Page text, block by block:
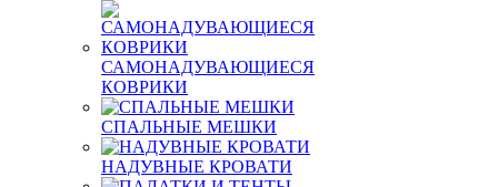
САМОНАДУВАЮЩИЕСЯ
КОВРИКИ
СПАЛЬНЫЕ МЕШКИ
НАДУВНЫЕ КРОВАТИ